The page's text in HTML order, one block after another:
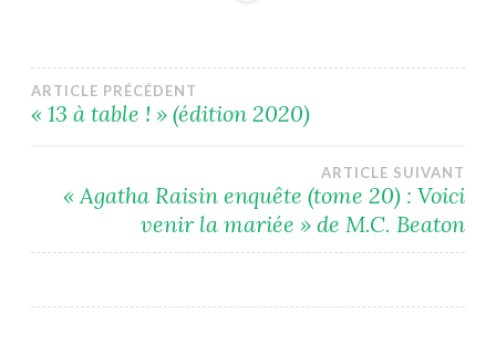
Navigation
l’article
ARTICLE PRÉCÉDENT
« 13 à table ! » (édition 2020)
ARTICLE SUIVANT
« Agatha Raisin enquête (tome 20) : Voici
venir la mariée » de M.C. Beaton